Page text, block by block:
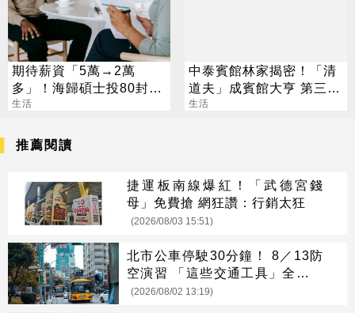
期待薪資「5萬→2萬
多」！海歸碩士投80封履
歷沒上岸：連香蕉都不給
生活
中泰賓館林家揭密！「清
道夫」成賓館大亨 第三代
還建東方文華
生活
推薦閱讀
捷運板南線爆紅！「武德宮錢
母」免費搶 網狂讚：行銷太狂
(2026/08/03 15:51)
北市公車停駛30分鐘！ 8／13防
空演習 「這些交通工具」全面管
制
(2026/08/02 13:19)